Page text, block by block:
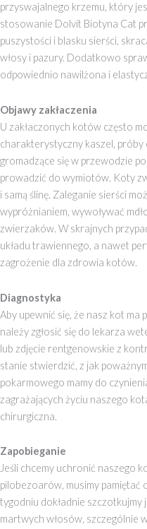
przyswajalnego krzemu, który
stosowanie Dolvit Biotyna Cat
puszystości i blasku sierści,
włosy i pazury. Dodatkowo
odpowiednio nawilżona i
Objawy zakłaczenia
U zakłaczonych kotów często
charakterystyczny kaszel, próby
gromadzące się w przewodzie
prowadzić do wymiotów. Koty
i samą ślinę. Zaleganie sierści
wypróżnianiem, wywoływać
zwierzaków. W skrajnych
układu trawiennego, a nawet
zagrożenie dla zdrowia kotów.
Diagnostyka
Aby upewnić się, że nasz kot ma
należy zgłosić się do lekarza
lub zdjęcie rentgenowskie z
stanie stwierdzić, z jak
pokarmowego mamy do
zagrażających życiu naszego
chirurgiczna.
Zapobieganie
Jeśli chcemy uchronić naszego
pilobezoarów, musimy pamiętać
tygodniu dokładnie
martwych włosów, szczególnie